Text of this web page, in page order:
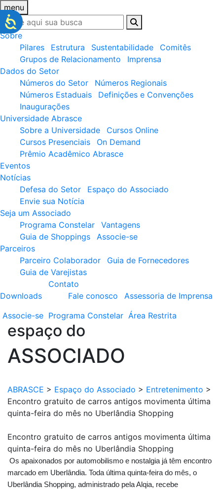
menu
Sobre
Pilares
Estrutura Sustentabilidade
Comitês
Grupos de Relacionamento
Imprensa
Dados do Setor
Números do Setor
Números Regionais
Números Estaduais
Definições e Convenções
Inaugurações
Universidade Abrasce
Sobre a Universidade
Cursos Online
Cursos Presenciais
On Demand
Prêmio Acadêmico Abrasce
Eventos
Notícias
Defesa do Setor
Espaço do Associado
Envie sua Notícia
Seja um Associado
Programa Constelar
Vantagens
Guia de Shoppings
Associe-se
Parceiros
Parceiro Colaborador
Guia de Fornecedores
Guia de Varejistas
Downloads
Contato
Fale conosco
Assessoria de Imprensa
Associe-se Programa Constelar Área Restrita
espaço do
ASSOCIADO
ABRASCE > Espaço do Associado > Entretenimento >
Encontro gratuito de carros antigos movimenta última
quinta-feira do mês no Uberlândia Shopping
Encontro gratuito de carros antigos movimenta última
quinta-feira do mês no Uberlândia Shopping
Os apaixonados por automobilismo e nostalgia já têm encontro
marcado em Uberlândia. Toda última quinta-feira do mês, o
Uberlândia Shopping, administrado pela Alqia, recebe